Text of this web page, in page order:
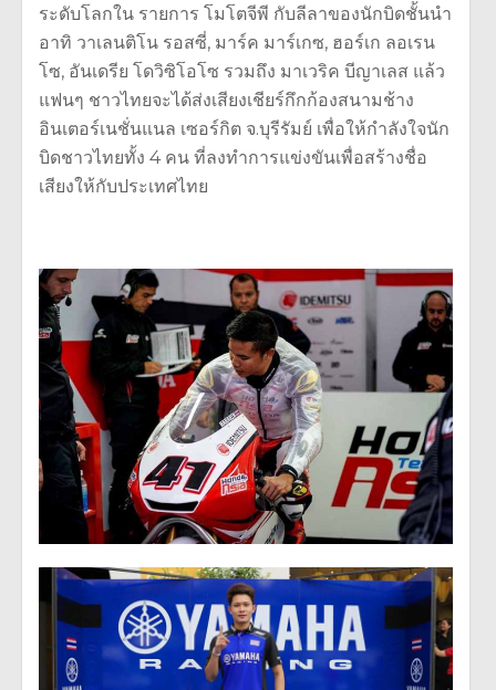
ระดับโลกใน รายการ โมโตจีพี กับลีลาของนักบิดชั้นนำ
อาทิ วาเลนติโน รอสซี่, มาร์ค มาร์เกซ, ฮอร์เก ลอเรน
โซ, อันเดรีย โดวิซิโอโซ รวมถึง มาเวริค บีญาเลส แล้ว
แฟนๆ ชาวไทยจะได้ส่งเสียงเชียร์กึกก้องสนามช้าง
อินเตอร์เนชั่นแนล เซอร์กิต จ.บุรีรัมย์ เพื่อให้กำลังใจนัก
บิดชาวไทยทั้ง 4 คน ที่ลงทำการแข่งขันเพื่อสร้างชื่อ
เสียงให้กับประเทศไทย